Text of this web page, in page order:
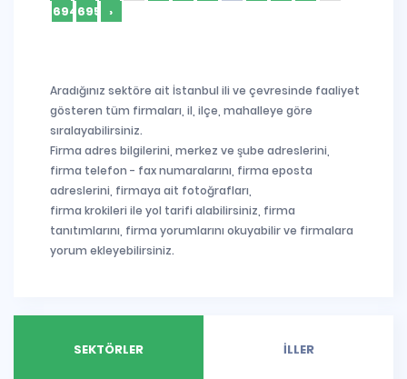
694 695 ›
Aradığınız sektöre ait İstanbul ili ve çevresinde faaliyet
gösteren tüm firmaları, il, ilçe, mahalleye göre
sıralayabilirsiniz.
Firma adres bilgilerini, merkez ve şube adreslerini,
firma telefon - fax numaralarını, firma eposta
adreslerini, firmaya ait fotoğrafları,
firma krokileri ile yol tarifi alabilirsiniz, firma
tanıtımlarını, firma yorumlarını okuyabilir ve firmalara
yorum ekleyebilirsiniz.
SEKTÖRLER İLLER